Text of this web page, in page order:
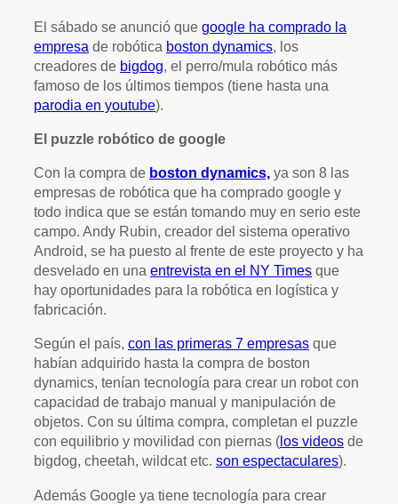
El sábado se anunció que google ha comprado la
empresa de robótica boston dynamics, los
creadores de bigdog, el perro/mula robótico más
famoso de los últimos tiempos (tiene hasta una
parodia en youtube).
El puzzle robótico de google
Con la compra de boston dynamics, ya son 8 las
empresas de robótica que ha comprado google y
todo indica que se están tomando muy en serio este
campo. Andy Rubin, creador del sistema operativo
Android, se ha puesto al frente de este proyecto y ha
desvelado en una entrevista en el NY Times que
hay oportunidades para la robótica en logística y
fabricación.
Según el país, con las primeras 7 empresas que
habían adquirido hasta la compra de boston
dynamics, tenían tecnología para crear un robot con
capacidad de trabajo manual y manipulación de
objetos. Con su última compra, completan el puzzle
con equilibrio y movilidad con piernas ( los videos de
bigdog, cheetah, wildcat etc. son espectaculares).
Además Google ya tiene tecnología para crear